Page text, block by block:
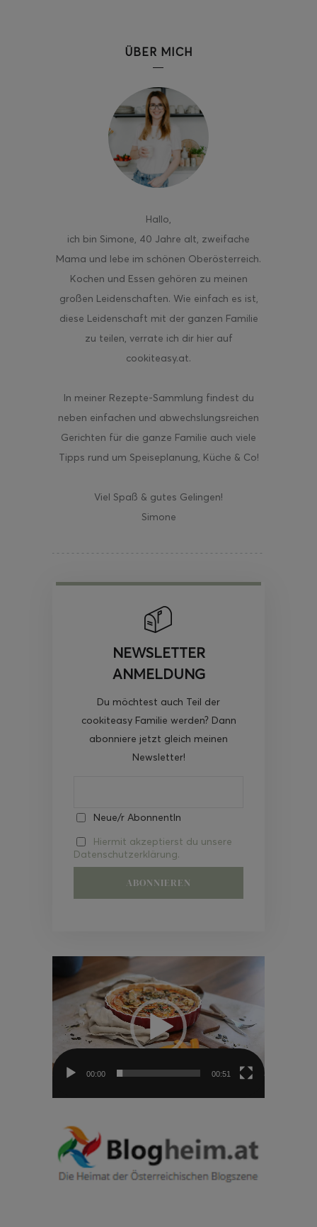
ÜBER MICH
Hallo,
ich bin Simone, 40 Jahre alt, zweifache
Mama und lebe im schönen Oberösterreich.
Kochen und Essen gehören zu meinen
großen Leidenschaften. Wie einfach es ist,
diese Leidenschaft mit der ganzen Familie
zu teilen, verrate ich dir hier auf
cookiteasy.at.
In meiner Rezepte-Sammlung findest du
neben einfachen und abwechslungsreichen
Gerichten für die ganze Familie auch viele
Tipps rund um Speiseplanung, Küche & Co!
Viel Spaß & gutes Gelingen!
Simone
NEWSLETTER
ANMELDUNG
Du möchtest auch Teil der
cookiteasy Familie werden? Dann
abonniere jetzt gleich meinen
Newsletter!
Neue/r AbonnentIn
Hiermit akzeptierst du unsere
Datenschutzerklärung.
Video-
00:00 00:51